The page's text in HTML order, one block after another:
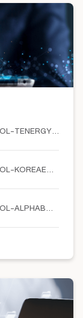
มุมมองการลงทุนกองทุน DAOL-TENERGY (วันที่ 21 กุมภาพันธ์ 2568)
มุมมองการลงทุนกองทุน DAOL-KOREAEQ (วันที่ 24 กุมภาพันธ์ 2568)
มุมมองการลงทุนกองทุน DAOL-ALPHABONDS (วันที่ 7 พฤศจิกายน 2567)